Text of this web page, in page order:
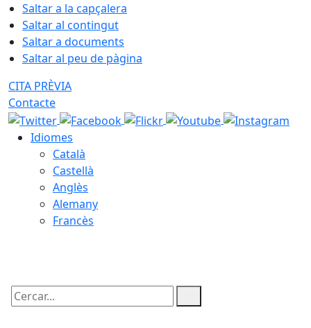
Saltar a la capçalera
Saltar al contingut
Saltar a documents
Saltar al peu de pàgina
CITA PRÈVIA
Contacte
Idiomes
Català
Castellà
Anglès
Alemany
Francès
Cercar: